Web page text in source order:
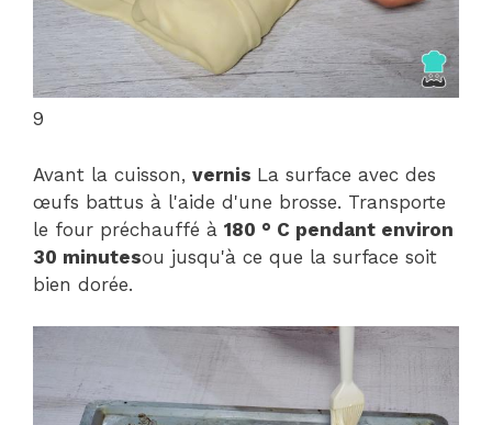
9
Avant la cuisson, vernis La surface avec des
œufs battus à l'aide d'une brosse. Transporte
le four préchauffé à 180 ° C pendant environ
30 minutesou jusqu'à ce que la surface soit
bien dorée.